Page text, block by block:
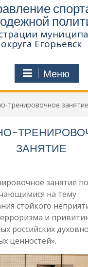
округа Егорьевск
Меню
тренировочное занятие
ЗАНЯТИЕ
занятие
на тему
стойкого
и
российских
ценностей».